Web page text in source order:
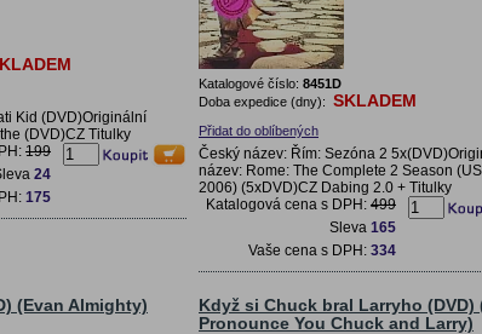
Kid (DVD)Originální
(DVD)CZ Titulky
199
24
175
Katalogové číslo: 8451D
Doba expedice (dny): SKLADEM
Přidat do oblíbených
Český název: Řím: Sezóna 2
název: Rome: The Complete 2 Season
2006) (5xDVD)CZ Dabing 2.0 + Titulky
Katalogová cena s DPH: 499
Sleva 165
Vaše cena s DPH: 334
(Evan Almighty)
Když si Chuck bral Larryho (DVD)
Pronounce You Chuck and Larry)